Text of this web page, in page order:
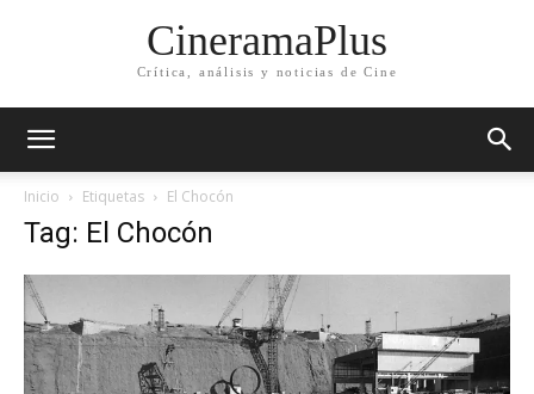
CineramaPlus
Crítica, análisis y noticias de Cine
Inicio Etiquetas El Chocón
Tag: El Chocón